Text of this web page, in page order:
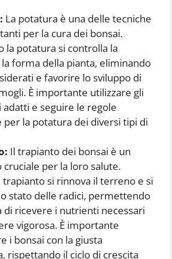
La potatura è una delle tecniche
per la cura dei bonsai.
la potatura si controlla la
forma della pianta, eliminando
e favorire lo sviluppo di
È importante utilizzare gli
e seguire le regole
per la potatura dei diversi tipi di
Il trapianto dei bonsai è un
per la loro salute.
trapianto si rinnova il terreno e si
stato delle radici, permettendo
di ricevere i nutrienti necessari
vigorosa. È importante
i bonsai con la giusta
rispettando il ciclo di crescita